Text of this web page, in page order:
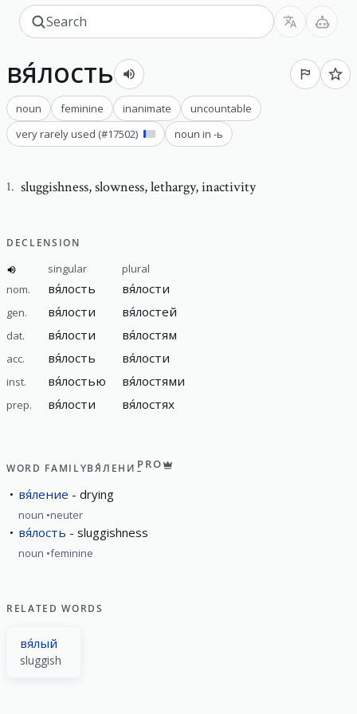
вя́лость
noun feminine inanimate
uncountable
very rarely used (#17502) noun in -ь
1. sluggishness,slowness, lethargy, inactivity
DECLENSION
singular
plural
nom.
вя́лость вя́лости
gen. вя́лости вя́лостей
dat. вя́лости вя́лостям
acc. вя́лость вя́лости
inst. вя́лостью вя́лостями
prep. вя́лости вя́лостях
WORD FAMILYВЯ́ЛЕНИЕPRO
вя́ление drying
noun neuter
вя́лость sluggishness
noun feminine
RELATED WORDS
вя́лый
sluggish